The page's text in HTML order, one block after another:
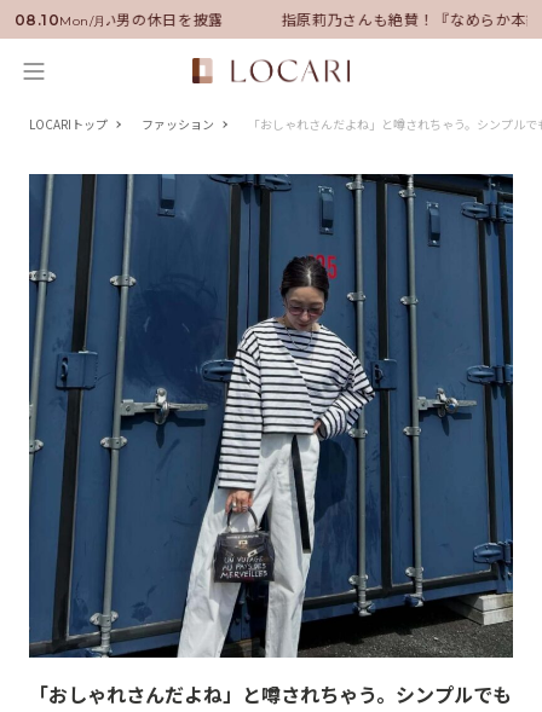
08.10Mon/月
に就任！いい男の休日を披露 指原莉乃さんも絶賛！『なめらか本舗
LOCARIトップ ファッション 「おしゃれさんだよね」と噂されちゃう。シンプル
「おしゃれさんだよね」と噂されちゃう。シンプルでも